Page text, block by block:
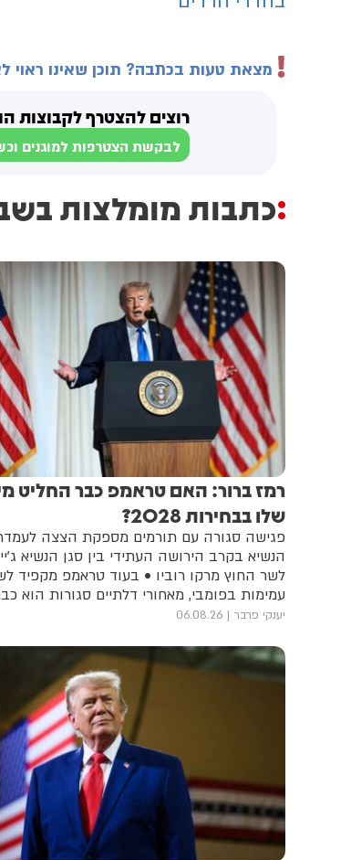
מצאת טעות בכתבה? תוכן שאינו ראוי
רוצים להצטרף לקבוצות
לבקשת הצטרפות למוגנים
כתבות מומלצות
רמז ברור: האם טראמפ כבר החליט
שלו בבחירות 2028?
פגישה סגורה עם תורמים מספקת הצצה
הנשיא בקרב הירושה העתידי בין סגן הנשיא
לשר החוץ מרקו רוביו • בעוד טראמפ מקפיד
עמימות בפומבי, מאחורי דלתיים סגורות הוא
הרבה פחות מתלבט
יענקי פרבר 06.08.26